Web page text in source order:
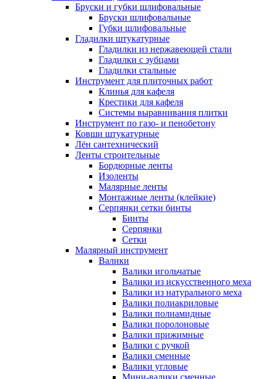
Бруски и губки шлифовальные
Бруски шлифовальные
Губки шлифовальные
Гладилки штукатурные
Гладилки из нержавеющей стали
Гладилки с зубцами
Гладилки стальные
Инструмент для плиточных работ
Клинья для кафеля
Крестики для кафеля
Системы выравнивания плитки
Инструмент по газо- и пенобетону
Ковши штукатурные
Лён сантехнический
Ленты строительные
Бордюрные ленты
Изоленты
Малярные ленты
Монтажные ленты (клейкие)
Серпянки сетки бинты
Бинты
Серпянки
Сетки
Малярный инструмент
Валики
Валики игольчатые
Валики из искусственного меха
Валики из натурального меха
Валики полиакриловые
Валики полиамидные
Валики поролоновые
Валики прижимные
Валики с ручкой
Валики сменные
Валики угловые
Мини-валики сменные